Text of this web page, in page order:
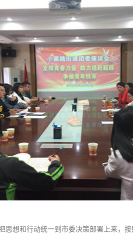
想和行动统一到市委决策部署上来，